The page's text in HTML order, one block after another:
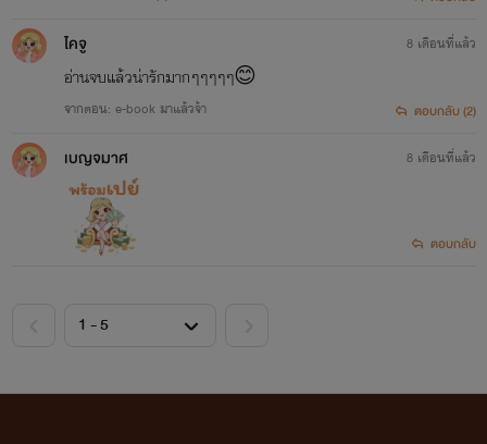
ไคจู
อ่านจบแล้วน่ารักมากๆๆๆๆๆ😊
จากตอน: e-book มาแล้วจ้า
8 เดือนที่แล้ว
ตอบกลับ (2)
เบญจมาศ 8 เดือนที่แล้ว
ตอบกลับ